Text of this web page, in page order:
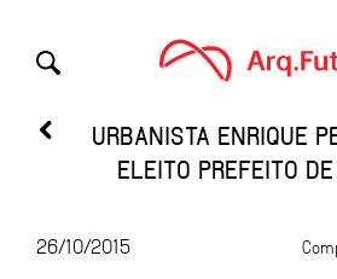
URBANISTA ENRIQUE
ELEITO PREFEITO
26/10/2015